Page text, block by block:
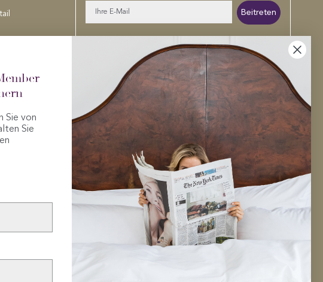
Beitreten
FacebookPinterestLinkedinInstagram
Sie von
Sie